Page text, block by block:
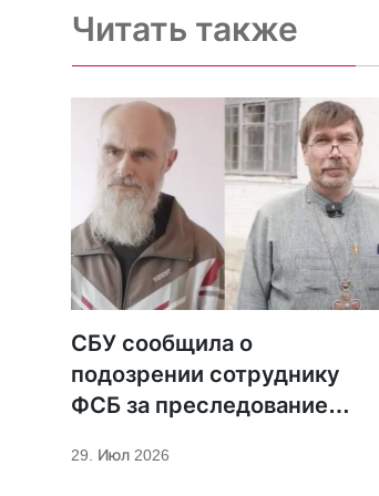
Читать также
СБУ сообщила о
подозрении сотруднику
ФСБ за преследование
29. Июл 2026